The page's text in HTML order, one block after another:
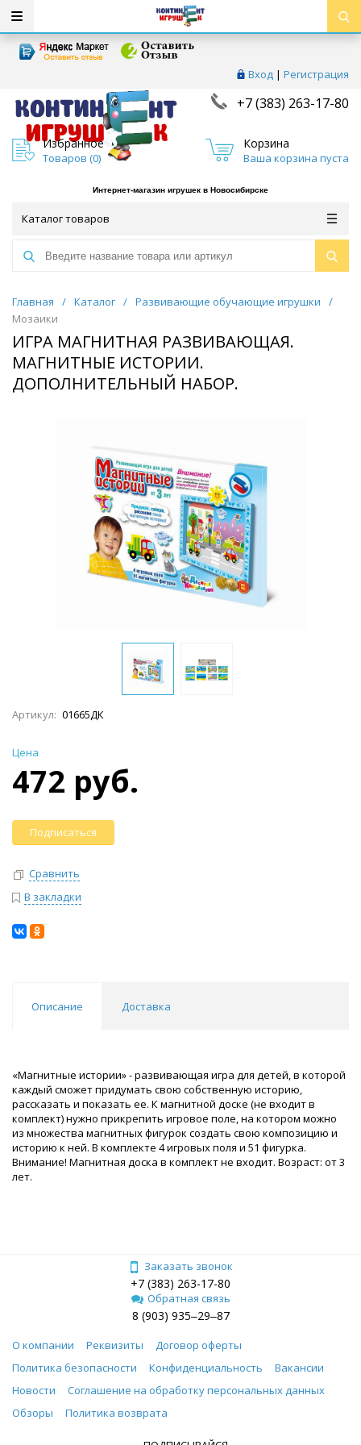
Вход | Регистрация
+7 (383) 263-17-80
Избранное
Товаров (0)
Корзина
Ваша корзина пуста
Интернет-магазин игрушек в Новосибирске
Каталог товаров
Главная / Каталог / Развивающие обучающие игрушки
/
Мозаики
ИГРА МАГНИТНАЯ РАЗВИВАЮЩАЯ.
МАГНИТНЫЕ ИСТОРИИ.
ДОПОЛНИТЕЛЬНЫЙ НАБОР.
Артикул: 01665ДК
Цена
472 руб.
Подписаться
Сравнить
В закладки
Описание Доставка
«Магнитные истории» - развивающая игра для детей, в которой
каждый сможет придумать свою собственную историю,
рассказать и показать ее. К магнитной доске (не входит в
комплект) нужно прикрепить игровое поле, на котором можно
из множества магнитных фигурок создать свою композицию и
историю к ней. В комплекте 4 игровых поля и 51 фигурка.
Внимание! Магнитная доска в комплект не входит. Возраст: от 3
лет.
Заказать звонок
+7 (383) 263-17-80
Обратная связь
8 (903) 935‒29‒87
О компании Реквизиты
Договор оферты
Политика безопасности
Конфиденциальность
Вакансии
Новости
Соглашение на обработку персональных данных
Обзоры
Политика возврата